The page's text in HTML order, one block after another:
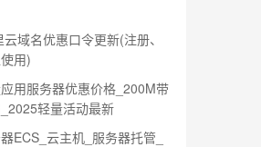
域名优惠口令更新(注册、
用)
用服务器优惠价格_200M带
轻量活动最新
ECS_云主机_服务器托管_